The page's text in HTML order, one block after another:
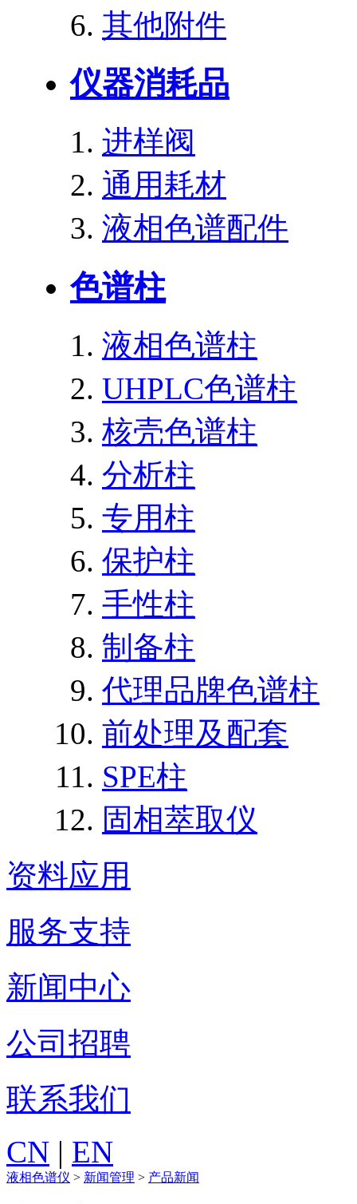
其他附件
仪器消耗品
进样阀
通用耗材
液相色谱配件
色谱柱
液相色谱柱
UHPLC色谱柱
核壳色谱柱
分析柱
专用柱
保护柱
手性柱
制备柱
代理品牌色谱柱
前处理及配套
SPE柱
固相萃取仪
资料应用
服务支持
新闻中心
公司招聘
联系我们
CN | EN
液相色谱仪 > 新闻管理 > 产品新闻